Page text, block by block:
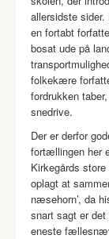
allersidste
en fortabt
bosat ude på
folkekære
fordrukken
snedrive.
Der er derfor
fortællingen her
Kirkegårds
oplagt at
næsehorn’, da
snart sagt er
eneste